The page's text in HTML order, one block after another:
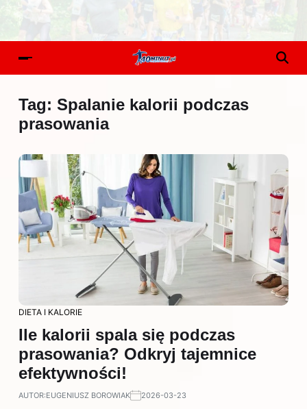
Tag: Spalanie kalorii podczas
prasowania
DIETA I KALORIE
Ile kalorii spala się podczas
prasowania? Odkryj tajemnice
efektywności!
AUTOR:EUGENIUSZ BOROWIAK 2026-03-23